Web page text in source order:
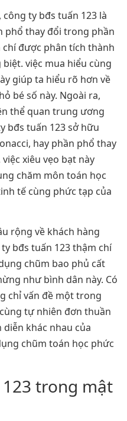
ty bđs tuấn 123 là
thay đổi trong phần
được phân tích thành
việc mua hiểu cùng
giúp ta hiểu rõ hơn về
bé số này. Ngoài ra,
thể quan trung ương
bđs tuấn 123 sở hữu
hay phần phổ thay
xiêu vẹo bạt này
chăm môn toán học
tế cùng phức tạp của
rộng về khách hàng
bđs tuấn 123 thậm chí
chũm bao phủ cất
như bình dân này. Có
chỉ vấn đề một trong
tự nhiên đơn thuần
khác nhau của
chũm toán học phức
trong mật